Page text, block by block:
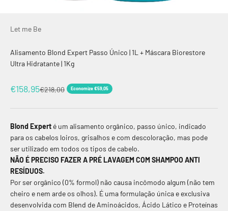
Let me Be
Alisamento Blond Expert Passo Único | 1L + Máscara Biorestore
Ultra Hidratante | 1Kg
Preço promocional
€158,95Preço normal
€218,00 Economize €59,05
Blond Expert é um alisamento orgânico, passo único, indicado
para os cabelos loiros, grisalhos e com descoloração, mas pode
ser utilizado em todos os tipos de cabelo.
NÃO É PRECISO FAZER A PRÉ LAVAGEM COM SHAMPOO ANTI
RESÍDUOS.
Por ser orgânico (0% formol) não causa incômodo algum (não tem
cheiro e nem arde os olhos). É uma formulação única e exclusiva
desenvolvida com Blend de Aminoácidos, Ácido Lático e Proteínas